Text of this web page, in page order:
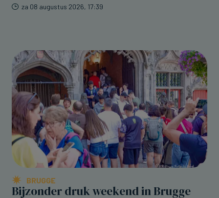
za 08 augustus 2026, 17:39
BRUGGE
Bijzonder druk weekend in Brugge